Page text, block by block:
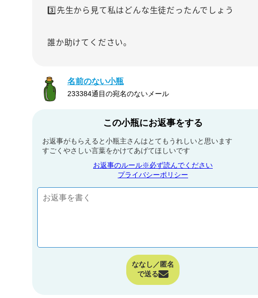
3️⃣先生から見て私はどんな生徒だったんでしょう
誰か助けてください。
名前のない小瓶
233384通目の宛名のないメール
この小瓶にお返事をする
お返事がもらえると小瓶主さんはとてもうれしいと思います
すごくやさしい言葉をかけてあげてほしいです
お返事のルール※必ず読んでください
プライバシーポリシー
ななし／匿名
で送る